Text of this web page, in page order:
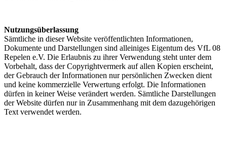
Nutzungsüberlassung
Sämtliche in dieser Website veröffentlichten Informationen,
Dokumente und Darstellungen sind alleiniges Eigentum des VfL 08
Repelen e.V. Die Erlaubnis zu ihrer Verwendung steht unter dem
Vorbehalt, dass der Copyrightvermerk auf allen Kopien erscheint,
der Gebrauch der Informationen nur persönlichen Zwecken dient
und keine kommerzielle Verwertung erfolgt. Die Informationen
dürfen in keiner Weise verändert werden. Sämtliche Darstellungen
der Website dürfen nur in Zusammenhang mit dem dazugehörigen
Text verwendet werden.